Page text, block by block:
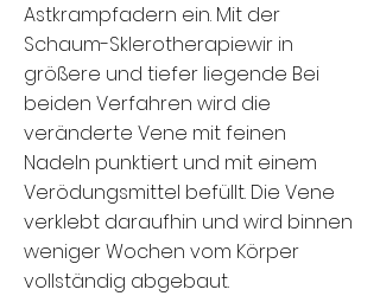
Astkrampfadern ein. Mit der
Schaum-Sklerotherapiewir in
größere und tiefer liegende Bei
beiden Verfahren wird die
veränderte Vene mit feinen
Nadeln punktiert und mit einem
Verödungsmittel befüllt. Die Vene
verklebt daraufhin und wird binnen
weniger Wochen vom Körper
vollständig abgebaut.